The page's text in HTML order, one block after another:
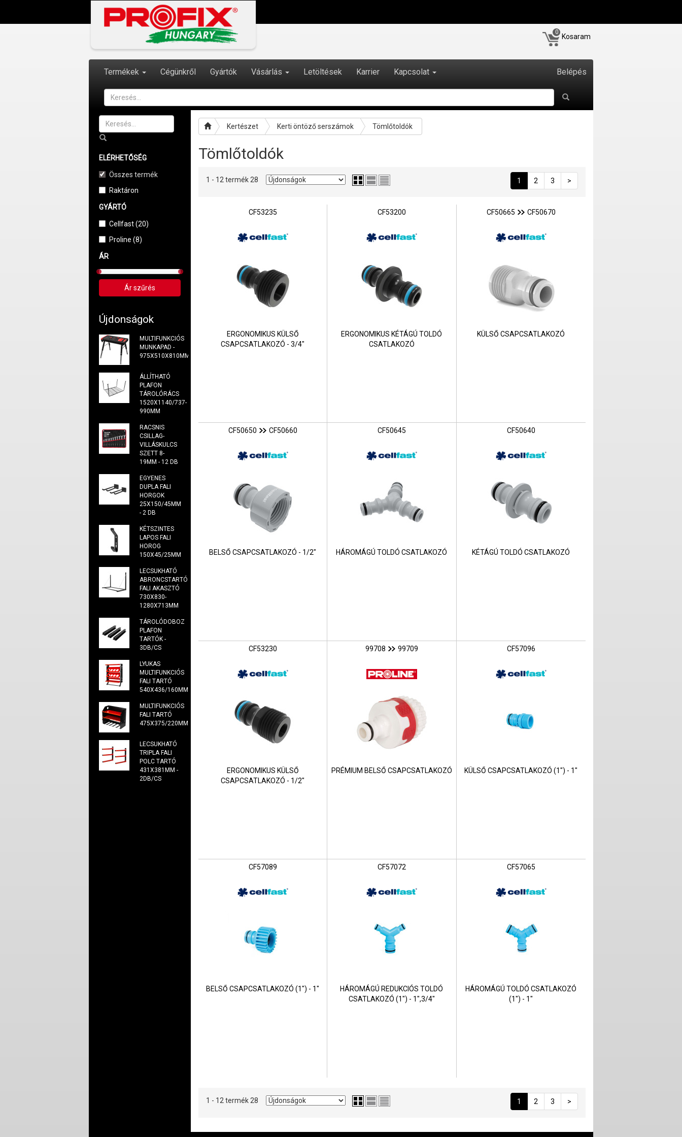
0
Kosaram
Termékek Cégünkről Gyártók Vásárlás Letöltések Karrier Kapcsolat Belépés
ELÉRHETŐSÉG
Összes termék
Raktáron
GYÁRTÓ
Cellfast (20)
Proline (8)
ÁR
Újdonságok
MULTIFUNKCIÓS
MUNKAPAD -
975X510X810MM
ÁLLÍTHATÓ
PLAFON
TÁROLÓRÁCS
1520X1140/737-
990MM
RACSNIS
CSILLAG-
VILLÁSKULCS
SZETT 8-
19MM - 12 DB
EGYENES
DUPLA FALI
HORGOK
25X150/45MM
- 2 DB
KÉTSZINTES
LAPOS FALI
HOROG
150X45/25MM
LECSUKHATÓ
ABRONCSTARTÓ
FALI AKASZTÓ
730X830-
1280X713MM
TÁROLÓDOBOZ
PLAFON
TARTÓK -
3DB/CS
LYUKAS
MULTIFUNKCIÓS
FALI TARTÓ
540X436/160MM
MULTIFUNKCIÓS
FALI TARTÓ
475X375/220MM
LECSUKHATÓ
TRIPLA FALI
POLC TARTÓ
431X381MM -
2DB/CS
Kertészet Kerti öntöző serszámok Tömlőtoldók
Tömlőtoldók
1 - 12 termék 28 1 2 3 >
CF53235
ERGONOMIKUS KÜLSŐ
CSAPCSATLAKOZÓ - 3/4"
CF53200
ERGONOMIKUS KÉTÁGÚ TOLDÓ
CSATLAKOZÓ
CF50665 CF50670
KÜLSŐ CSAPCSATLAKOZÓ
CF50650 CF50660
BELSŐ CSAPCSATLAKOZÓ - 1/2"
CF50645
HÁROMÁGÚ TOLDÓ CSATLAKOZÓ
CF50640
KÉTÁGÚ TOLDÓ CSATLAKOZÓ
CF53230
ERGONOMIKUS KÜLSŐ
CSAPCSATLAKOZÓ - 1/2"
99708 99709
PRÉMIUM BELSŐ CSAPCSATLAKOZÓ
CF57096
KÜLSŐ CSAPCSATLAKOZÓ (1") - 1"
CF57089
BELSŐ CSAPCSATLAKOZÓ (1") - 1"
CF57072
HÁROMÁGÚ REDUKCIÓS TOLDÓ
CSATLAKOZÓ (1") - 1",3/4"
CF57065
HÁROMÁGÚ TOLDÓ CSATLAKOZÓ
(1") - 1"
1 - 12 termék 28 1 2 3 >